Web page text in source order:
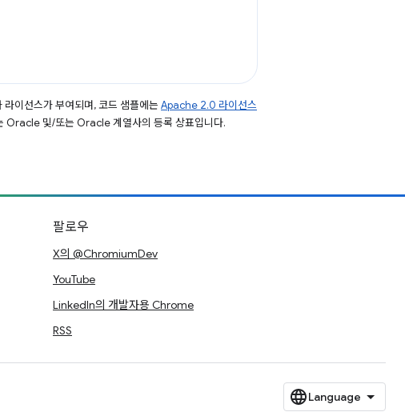
라이선스가 부여되며, 코드 샘플에는 Apache 2.0 라이선스
Oracle 및/또는 Oracle 계열사의 등록 상표입니다.
팔로우
X의 @ChromiumDev
YouTube
LinkedIn의 개발자용 Chrome
RSS